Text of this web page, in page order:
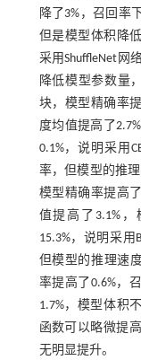
降了3%，召回率
但是模型体积降
采用ShuffleNet网
降低模型参数量
块，模型精确率
度均值提高了
0.1%，说明采用
率，但模型的推理
模型精确率提高
值提高了3.1%
15.3%，说明采用
但模型的推理速
率提高了0.6%，
1.7%，模型体积
函数可以略微提
无明显提升。